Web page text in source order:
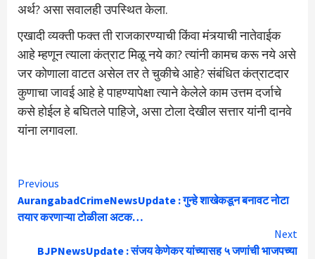
अर्थ? असा सवालही उपस्थित केला.
एखादी व्यक्ती फक्त ती राजकारण्याची किंवा मंत्र्याची नातेवाईक
आहे म्हणून त्याला कंत्राट मिळू नये का? त्यांनी कामच करू नये असे
जर कोणाला वाटत असेल तर ते चुकीचे आहे? संबंधित कंत्राटदार
कुणाचा जावई आहे हे पाहण्यापेक्षा त्याने केलेले काम उत्तम दर्जाचे
कसे होईल हे बघितले पाहिजे, असा टोला देखील सत्तार यांनी दानवे
यांना लगावला.
Continue
Reading
Previous
AurangabadCrimeNewsUpdate : गुन्हे शाखेकडून बनावट नोटा
तयार करणाऱ्या टोळीला अटक…
Next
BJPNewsUpdate : संजय केणेकर यांच्यासह ५ जणांची भाजपच्या